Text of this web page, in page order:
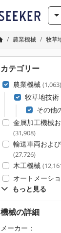
農業機械 牧草
カテゴリー
農業機械 (1,063)
牧草地技術
その他
金属加工機械
(31,908)
輸送車両およ
(27,726)
木工機械
オートメーシ
もっと見る
機械の詳細
メーカー：